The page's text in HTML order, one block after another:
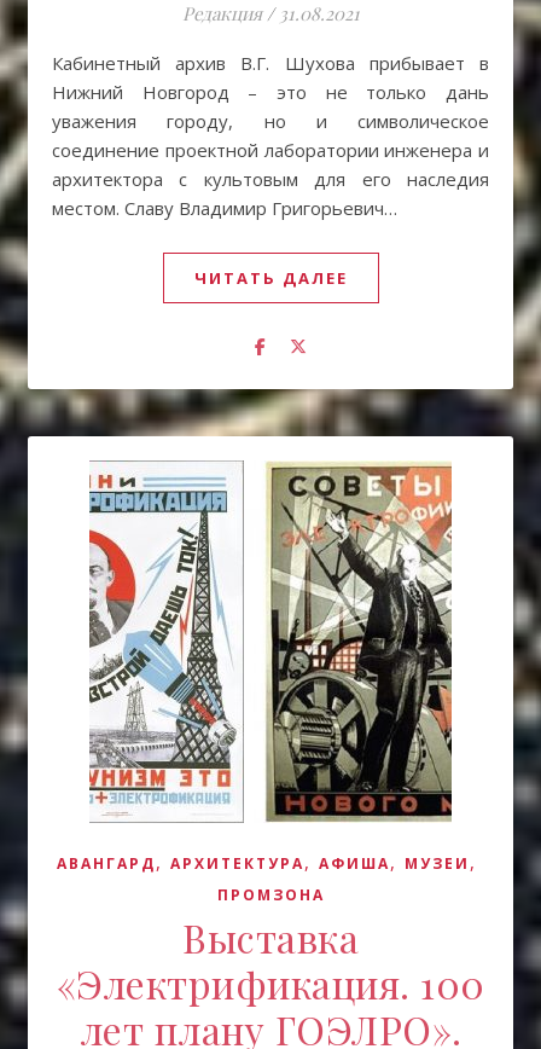
Редакция / 31.08.2021
Кабинетный архив В.Г. Шухова прибывает в
Нижний Новгород – это не только дань
уважения городу, но и символическое
соединение проектной лаборатории инженера и
архитектора с культовым для его наследия
местом. Славу Владимир Григорьевич…
ЧИТАТЬ ДАЛЕЕ
АВАНГАРД, АРХИТЕКТУРА, АФИША, МУЗЕИ ,
ПРОМЗОНА
Выставка
«Электрификация. 100
лет плану ГОЭЛРО».